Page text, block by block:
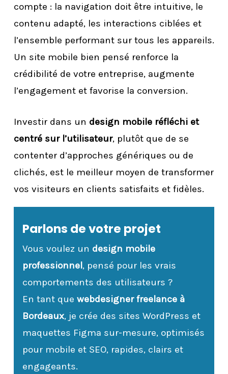
compte : la navigation doit être intuitive, le
contenu adapté, les interactions ciblées et
l’ensemble performant sur tous les appareils.
Un site mobile bien pensé renforce la
crédibilité de votre entreprise, augmente
l’engagement et favorise la conversion.
Investir dans un design mobile réfléchi et
centré sur l’utilisateur, plutôt que de se
contenter d’approches génériques ou de
clichés, est le meilleur moyen de transformer
vos visiteurs en clients satisfaits et fidèles.
Parlons de votre projet
Vous voulez un design mobile
professionnel, pensé pour les vrais
comportements des utilisateurs ?
En tant quewebdesigner freelance à
Bordeaux, je crée des sites WordPress et
maquettes Figma sur-mesure, optimisés
pour mobile et SEO, rapides, clairs et
engageants.